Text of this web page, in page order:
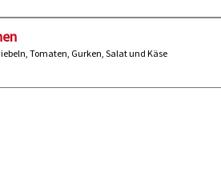
Tomaten, Gurken, Salat und Käse